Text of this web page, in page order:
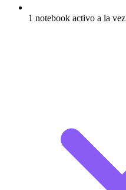
1 notebook activo a la vez